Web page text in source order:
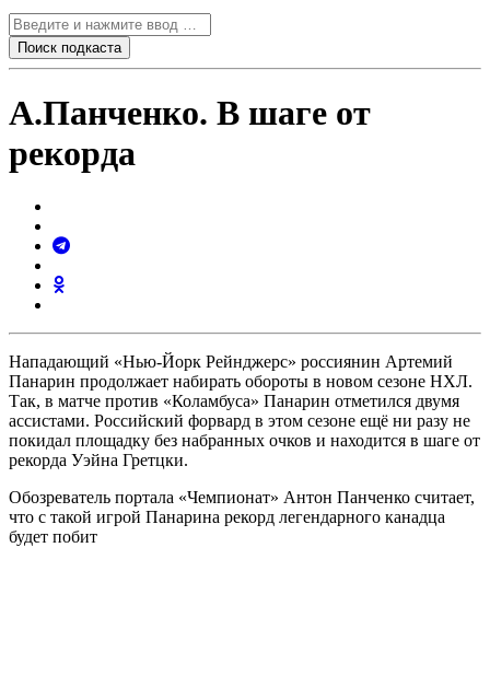
А.Панченко. В шаге от
рекорда
Нападающий «Нью-Йорк Рейнджерс» россиянин Артемий
Панарин продолжает набирать обороты в новом сезоне НХЛ.
Так, в матче против «Коламбуса» Панарин отметился двумя
ассистами. Российский форвард в этом сезоне ещё ни разу не
покидал площадку без набранных очков и находится в шаге от
рекорда Уэйна Гретцки.
Обозреватель портала «Чемпионат» Антон Панченко считает,
что с такой игрой Панарина рекорд легендарного канадца
будет побит